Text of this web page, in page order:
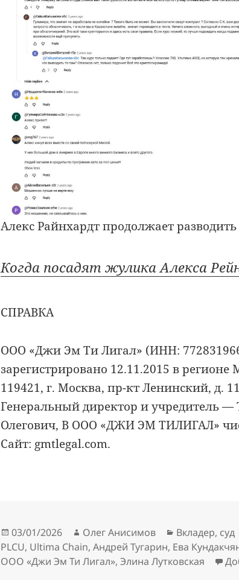
Алекс Райнхардт продолжает разводить
Когда посадят жулика Алекса
СПРАВКА
ООО «Джи Эм Ти Лигал» (ИНН:
зарегистрировано 12.11.2015 в регионе
119421, г. Москва, пр-кт Ленинский, д.
Генеральный директор и учредитель —
Олегович, В ООО «ДЖИ ЭМ ТИЛИГАЛ»
Сайт: gmtlegal.com.
Опубликовано
03/01/2026 Автор
Олег Анисимов Рубрики
Вкладер, суд
PLCU, Ultima Chain,Андрей Тугарин, Ева
ООО «Джи Эм Ти Лигал»,Элина Лутковская